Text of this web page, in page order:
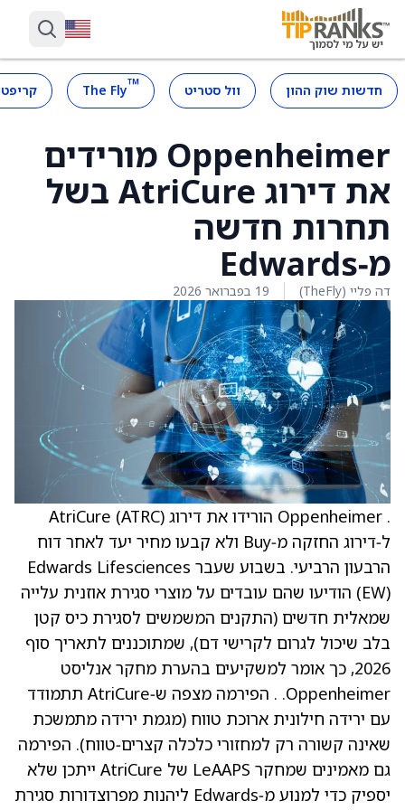
חדשות שוק ההון וול סטריט ™
The Fly
Oppenheimer מורידים
את דירוג AtriCure בשל
תחרות חדשה
מ‑Edwards
דה פליי (TheFly) 19 בפברואר 2026
. Oppenheimer הורידו את דירוג AtriCure (ATRC)
ל‑דירוג החזקה מ‑Buy ולא קבעו מחיר יעד לאחר דוח
הרבעון הרביעי. בשבוע שעבר Edwards Lifesciences
(EW) הודיעו שהם עובדים על מוצרי סגירת אוזנית עלייה
שמאלית חדשים (התקנים המשמשים לסגירת כיס קטן
בלב שיכול לגרום לקרישי דם), שמתוכננים לתאריך סוף
2026, כך אומר למשקיעים בהערת מחקר אנליסט
Oppenheimer. . הפירמה מצפה ש‑AtriCure תתמודד
עם ירידה חילונית ארוכת טווח (מגמת ירידה מתמשכת
שאינה קשורה רק למחזורי כלכלה קצרים‑טווח). הפירמה
גם מאמינים שמחקר LeAAPS של AtriCure ייתכן שלא
יספיק כדי למנוע מ‑Edwards ליהנות מפרוצדורות סגירת